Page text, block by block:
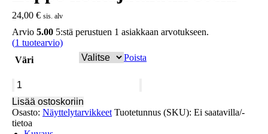
24,00 € sis. alv
Arvio 5.00 5:stä perustuen 1 asiakkaan arvotukseen.
(1 tuotearvio)
Väri
Poista
Lappo
80cm
määrä
Lisää ostoskoriin
Osasto: Näyttelytarvikkeet Tuotetunnus (SKU): Ei saatavilla/-
tietoa